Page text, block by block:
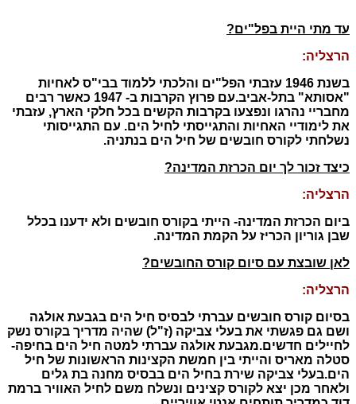
עד מתי היית בפל"ים?
הרצליה:
בשנת 1946 עזבתי הפל"ים והלכתי ללמוד בבי"ס לאחיות
"אסותא" בתל-אביב.
עם פרוץ הקרבות ב- 1947 כאשר רבים
מחבריי נהרגו ונפצעו בקרבות הקשים בכל חלקי הארץ, עזבתי
את לימודיי האחיות והתגייסתי לחיל הים. עם התגייסותי
נשלחתי לקורס חובשים של חיל הים בנתניה.
כיצד זכור לך יום הכרזת המדינה?
הרצליה:
ביום הכרזת המדינה- הייתי בקורס חובשים ולא ידענו בכלל
שבן גוריון הכריז על הקמת המדינה.
לאן שובצת עם סיום קורס החובשים?
הרצליה:
בסיום קורס חובשים עברתי לבסיס חיל הים בגבעת אולגה
ושם גם פגשתי את בעלי צביקה (ז"ל) שהיה מדריך בקורס נשק
לחיילים חדשים.מגבעת אולגה עברתי למטה חיל הים בחיפה-
סטלה מאריס והייתי בין חמשת הקצינות הראשונות של חיל
הים.בעלי צביקה שירת בחיל הים בבסיס מחנה בת גלים
ולאחר מכן יצא לקורס קצינים ונשלח משם לחיל האוויר ברמת